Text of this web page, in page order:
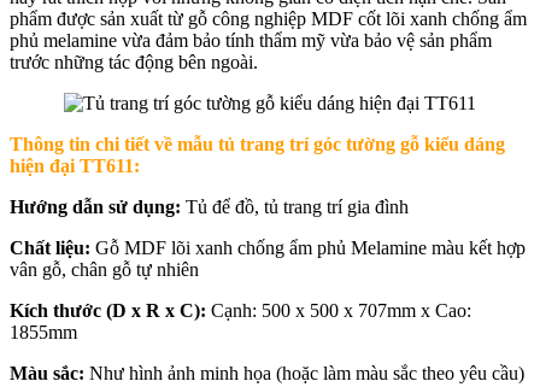
phẩm được sản xuất từ gỗ công nghiệp MDF cốt lõi xanh chống ẩm
phủ melamine vừa đảm bảo tính thẩm mỹ vừa bảo vệ sản phẩm
trước những tác động bên ngoài.
Thông tin chi tiết về mẫu tủ trang trí góc tường gỗ kiểu dáng
hiện đại TT611:
Hướng dẫn sử dụng: Tủ để đồ, tủ trang trí gia đình
Chất liệu: Gỗ MDF lõi xanh chống ẩm phủ Melamine màu kết hợp
vân gỗ, chân gỗ tự nhiên
Kích thước (D x R x C): Cạnh: 500 x 500 x 707mm x Cao:
1855mm
Màu sắc: Như hình ảnh minh họa (hoặc làm màu sắc theo yêu cầu)